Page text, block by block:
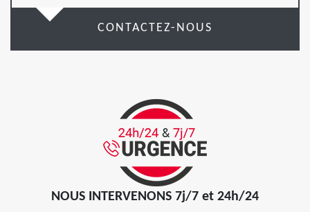
CONTACTEZ-NOUS
NOUS INTERVENONS 7j/7 et 24h/24